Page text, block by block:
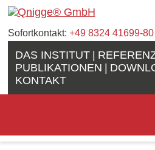
Sofortkontakt: +49 8324 41699-80
DAS INSTITUT
PUBLIKATIONEN
KONTAKT